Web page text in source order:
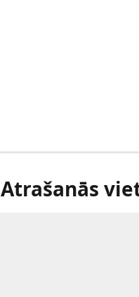
Atrašanās